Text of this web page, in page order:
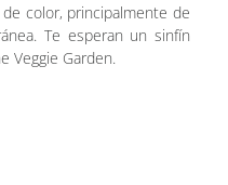
color, principalmente de
Te esperan un sinfín
Veggie Garden.